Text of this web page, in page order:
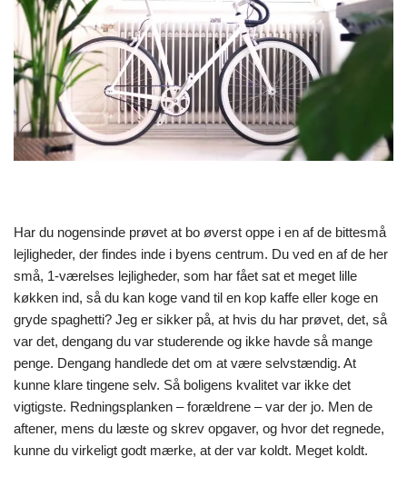
Har du nogensinde prøvet at bo øverst oppe i en af de bittesmå
lejligheder, der findes inde i byens centrum. Du ved en af de her
små, 1-værelses lejligheder, som har fået sat et meget lille
køkken ind, så du kan koge vand til en kop kaffe eller koge en
gryde spaghetti? Jeg er sikker på, at hvis du har prøvet, det, så
var det, dengang du var studerende og ikke havde så mange
penge. Dengang handlede det om at være selvstændig. At
kunne klare tingene selv. Så boligens kvalitet var ikke det
vigtigste. Redningsplanken – forældrene – var der jo. Men de
aftener, mens du læste og skrev opgaver, og hvor det regnede,
kunne du virkeligt godt mærke, at der var koldt. Meget koldt.